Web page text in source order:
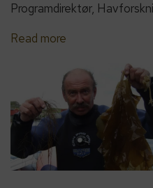
Programdirektør,
Read more